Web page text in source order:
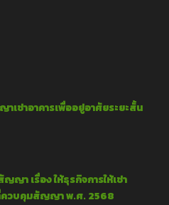
ช่าอาคารเพื่ออยู่อาศัยระยะสั้น
ญา เรื่อง ให้ธุรกิจการให้เช่า
ควบคุมสัญญา พ.ศ. 2568